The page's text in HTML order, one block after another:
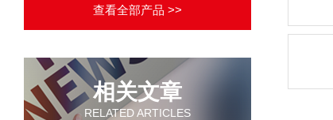
查看全部产品 >>
相关文章
RELATED ARTICLES